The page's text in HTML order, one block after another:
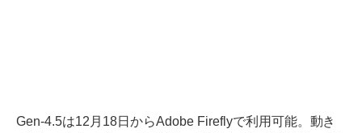
Gen-4.5は12月18日からAdobe Fireflyで利用可能。動き